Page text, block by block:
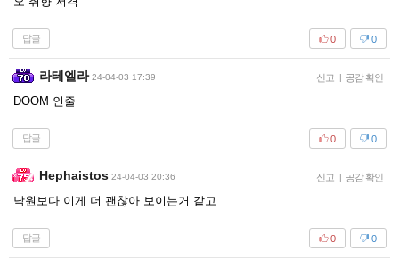
답글 0
0
라테엘라 24-04-03 17:39 신고 | 공감 확인
DOOM 인줄
답글 0
0
Hephaistos 24-04-03 20:36 신고 | 공감 확인
낙원보다 이게 더 괜찮아 보이는거 같고
답글 0
0